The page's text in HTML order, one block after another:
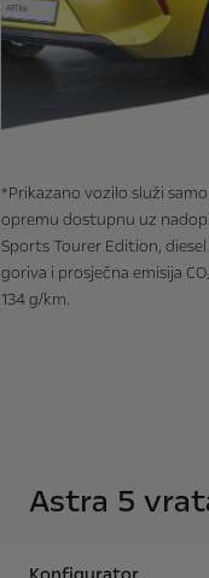
*Prikazano vozilo služi
opremu dostupnu uz
Sports Tourer Edition,
goriva i prosječna emisija
134 g/km.
Astra 5